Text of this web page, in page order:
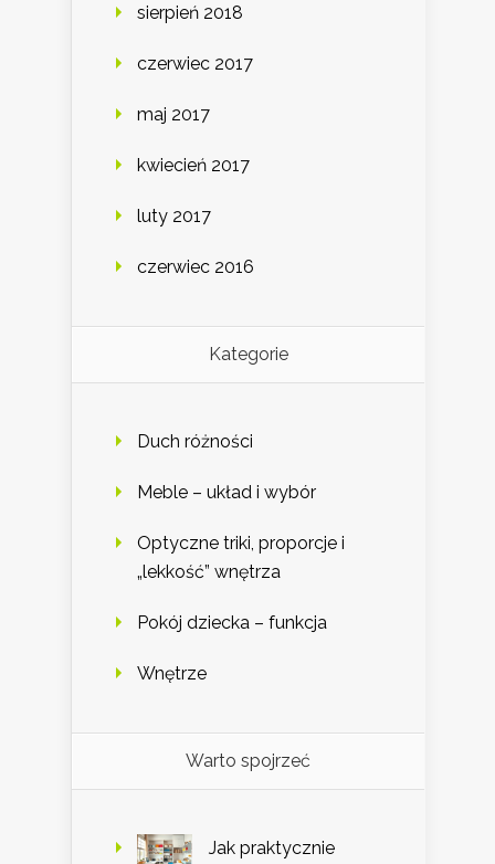
sierpień 2018
czerwiec 2017
maj 2017
kwiecień 2017
luty 2017
czerwiec 2016
Kategorie
Duch różności
Meble – układ i wybór
Optyczne triki, proporcje i
„lekkość” wnętrza
Pokój dziecka – funkcja
Wnętrze
Warto spojrzeć
Jak praktycznie